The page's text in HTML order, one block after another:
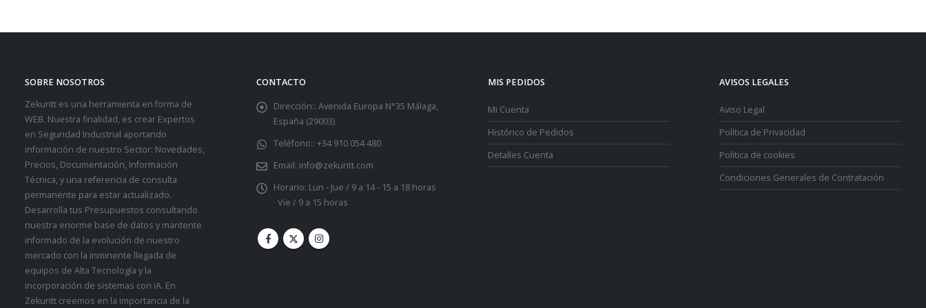
SOBRE NOSOTROS
Zekuritt es una herramienta en forma de
WEB. Nuestra finalidad, es crear Expertos
en Seguridad Industrial aportando
información de nuestro Sector: Novedades,
Precios, Documentación, Información
Técnica, y una referencia de consulta
permanente para estar actualizado.
Desarrolla tus Presupuestos consultando
nuestra enorme base de datos y mantente
informado de la evolución de nuestro
mercado con la inminente llegada de
equipos de Alta Tecnología y la
incorporación de sistemas con iA. En
Zekuritt creemos en la importancia de la
CONTACTO
Dirección:: Avenida Europa N°35 Málaga,
España (29003)
Teléfono:: +34 910 054 480
Email: info@zekuritt.com
Horario: Lun - Jue / 9 a 14 - 15 a 18 horas
· Vie / 9 a 15 horas
MIS PEDIDOS
Mi Cuenta
Histórico de Pedidos
Detalles Cuenta
AVISOS LEGALES
Aviso Legal
Política de Privacidad
Política de cookies
Condiciones Generales de Contratación